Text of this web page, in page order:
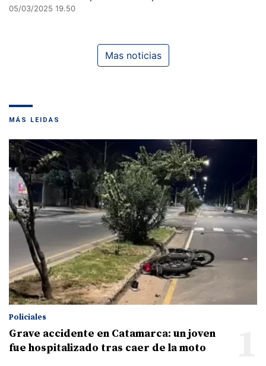
05/03/2025 19.50
Mas noticias
MÁS LEIDAS
Policiales
Grave accidente en Catamarca: un joven
fue hospitalizado tras caer de la moto